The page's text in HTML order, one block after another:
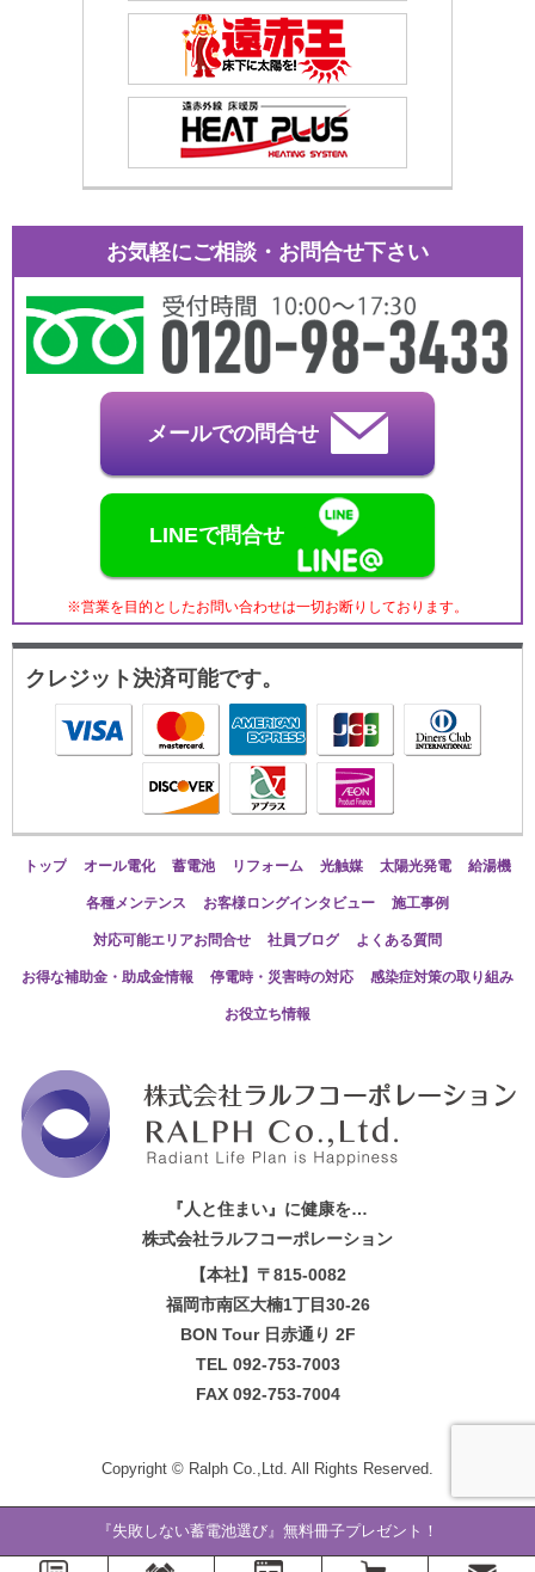
お気軽にご相談・お問合せ下さい
メールでの問合せ
LINEで問合せ
※営業を目的としたお問い合わせは一切お断りしております。
クレジット決済可能です。
トップ オール電化 蓄電池 リフォーム 光触媒 太陽光発電 給湯機
各種メンテンス お客様ロングインタビュー 施工事例
対応可能エリアお問合せ 社員ブログ よくある質問
お得な補助金・助成金情報 停電時・災害時の対応 感染症対策の取り組み
お役立ち情報
『人と住まい』に健康を…
株式会社ラルフコーポレーション
【本社】〒815-0082
福岡市南区大楠1丁目30-26
BON Tour 日赤通り 2F
TEL 092-753-7003
FAX 092-753-7004
Copyright © Ralph Co.,Ltd. All Rights Reserved.
『失敗しない蓄電池選び』無料冊子プレゼント！